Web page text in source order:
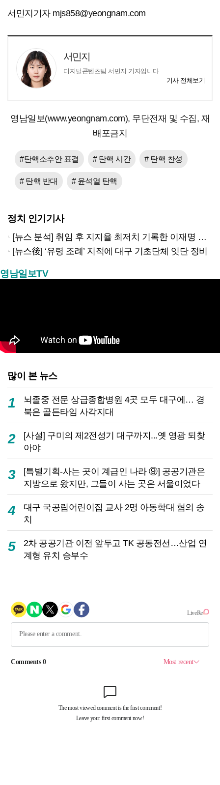
서민지기자 mjs858@yeongnam.com
서민지
디지털콘텐츠팀 서민지 기자입니다.
기사 전체보기
영남일보(www.yeongnam.com), 무단전재 및 수집, 재
배포금지
#탄핵소추안 표결 # 탄핵 시간 # 탄핵 찬성
# 탄핵 반대 # 윤석열 탄핵
정치 인기기사
[뉴스 분석] 취임 후 지지율 최저치 기록한 이재명 대통령…왜?
[뉴스後] ‘유령 조례’ 지적에 대구 기초단체 잇단 정비
영남일보TV
많이 본 뉴스
1
뇌졸중 전문 상급종합병원 4곳 모두 대구에… 경
북은 골든타임 사각지대
2
[사설] 구미의 제2전성기 대구까지...옛 영광 되찾
아야
3
[특별기획-사는 곳이 계급인 나라 ⑨] 공공기관은
지방으로 왔지만, 그들이 사는 곳은 서울이었다
4
대구 국공립어린이집 교사 2명 아동학대 혐의 송
치
5
2차 공공기관 이전 앞두고 TK 공동전선…산업 연
계형 유치 승부수